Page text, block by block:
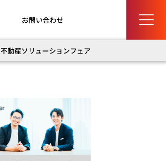
お問い合わせ
不動産ソリューションフェア